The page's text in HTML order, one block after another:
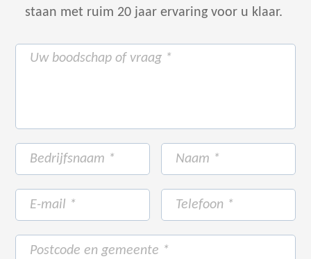
staan met ruim 20 jaar ervaring voor u klaar.